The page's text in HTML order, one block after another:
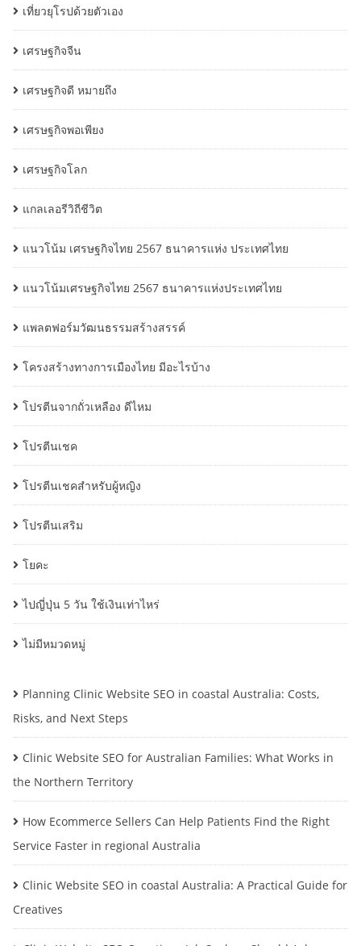
เที่ยวยุโรปด้วยตัวเอง
เศรษฐกิจจีน
เศรษฐกิจดี หมายถึง
เศรษฐกิจพอเพียง
เศรษฐกิจโลก
แกลเลอรีวิถีชีวิต
แนวโน้ม เศรษฐกิจไทย 2567 ธนาคารแห่ง ประเทศไทย
แนวโน้มเศรษฐกิจไทย 2567 ธนาคารแห่งประเทศไทย
แพลตฟอร์มวัฒนธรรมสร้างสรรค์
โครงสร้างทางการเมืองไทย มีอะไรบ้าง
โปรตีนจากถั่วเหลือง ดีไหม
โปรตีนเชค
โปรตีนเชคสำหรับผู้หญิง
โปรตีนเสริม
โยคะ
ไปญี่ปุ่น 5 วัน ใช้เงินเท่าไหร่
ไม่มีหมวดหมู่
Planning Clinic Website SEO in coastal Australia: Costs,
Risks, and Next Steps
Clinic Website SEO for Australian Families: What Works in
the Northern Territory
How Ecommerce Sellers Can Help Patients Find the Right
Service Faster in regional Australia
Clinic Website SEO in coastal Australia: A Practical Guide for
Creatives